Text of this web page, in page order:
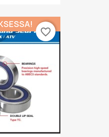
favorite_border